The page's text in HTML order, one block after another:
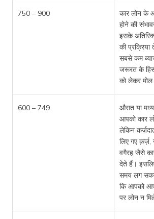
750 – 900
कार लोन
होने की
इसके
की
सबसे कम
जरूरत के
को लेकर
600 – 749
औसत या
आपको कार
लेकिन
लिए गए क़र्ज़,
वगैरह जैसे
देते हैं।
समय लग
कि आपको
पर लोन न